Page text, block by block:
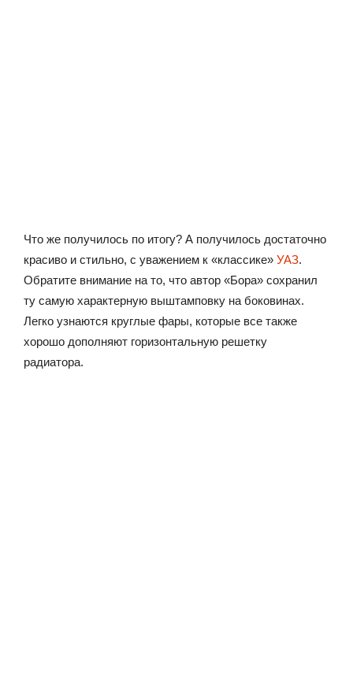
Что же получилось по итогу? А получилось достаточно
красиво и стильно, с уважением к «классике» УАЗ.
Обратите внимание на то, что автор «Бора» сохранил
ту самую характерную выштамповку на боковинах.
Легко узнаются круглые фары, которые все также
хорошо дополняют горизонтальную решетку
радиатора.